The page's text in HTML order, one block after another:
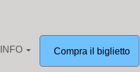
Compra il biglietto